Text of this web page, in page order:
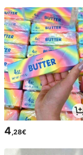
4 ,28€